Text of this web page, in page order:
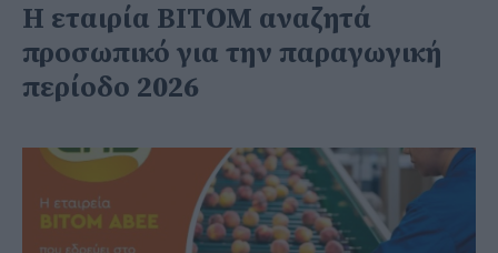
Η εταιρία ΒΙΤΟΜ αναζητά
προσωπικό για την παραγωγική
περίοδο 2026